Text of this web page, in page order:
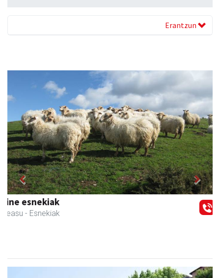
Erantzun
Izurtzu erretegia
Asteasu - Erretegia
Previous Next